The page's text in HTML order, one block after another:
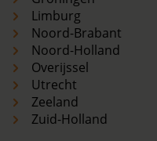
Limburg
Noord-Brabant
Noord-Holland
Overijssel
Utrecht
Zeeland
Zuid-Holland